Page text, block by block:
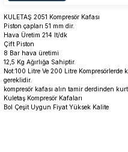
KULETAŞ 2051 Kompresör Kafası
Piston çapları 51 mm dir.
Hava Üretim 214 lt/dk
Çift Piston
8 Bar hava üretimi
12,5 Kg Ağırlığa Sahiptir.
Not:100 Litre Ve 200 Litre Kompresörlerde
gereklidir.
kompresör kafası alın tamir derdinden
Kuletaş Kompresör Kafaları
Bol Çeşit Uygun Fiyat Yüksek Kalite